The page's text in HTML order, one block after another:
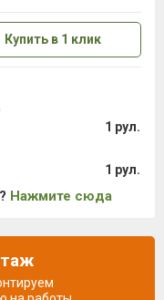
Купить в 1 клик
1 рул.
1 рул.
Нажмите сюда